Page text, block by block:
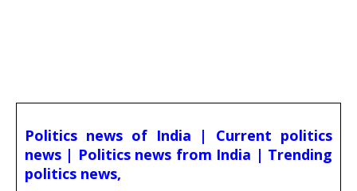
Politics news of India | Current politics
news | Politics news from India | Trending
politics news,